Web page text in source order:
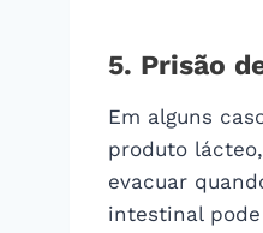
5. Prisão
Em alguns
produto
evacuar
intestinal